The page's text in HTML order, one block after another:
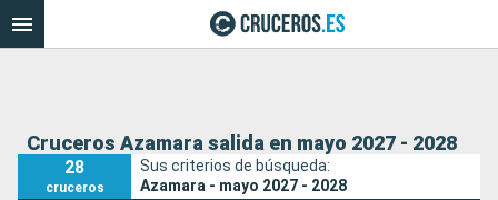
Cruceros Azamara salida en mayo 2027 - 2028
28
cruceros
Sus criterios de búsqueda:
Azamara - mayo 2027 - 2028